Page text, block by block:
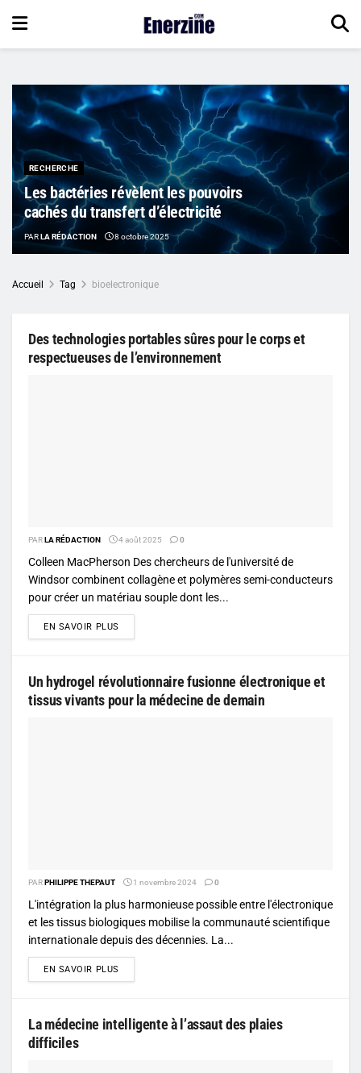
RECHERCHE
Les bactéries révèlent les pouvoirs
cachés du transfert d’électricité
PARLA RÉDACTION 8 octobre 2025
Accueil Tag bioelectronique
Des technologies portables sûres pour le corps et
respectueuses de l’environnement
PARLA RÉDACTION 4 août 2025 0
Colleen MacPherson Des chercheurs de l'université de
Windsor combinent collagène et polymères semi-conducteurs
pour créer un matériau souple dont les...
EN SAVOIR PLUS
Un hydrogel révolutionnaire fusionne électronique et
tissus vivants pour la médecine de demain
PARPHILIPPE THEPAUT 1 novembre 2024 0
L'intégration la plus harmonieuse possible entre l'électronique
et les tissus biologiques mobilise la communauté scientifique
internationale depuis des décennies. La...
EN SAVOIR PLUS
La médecine intelligente à l’assaut des plaies
difficiles